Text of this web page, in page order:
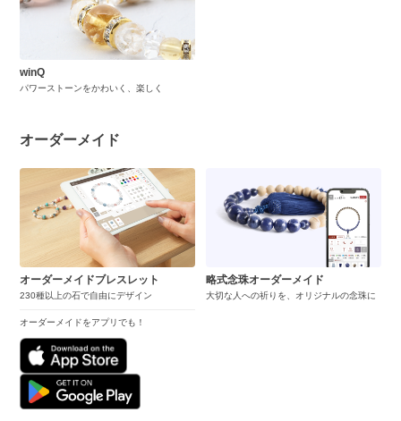
winQ
パワーストーンをかわいく、楽しく
オーダーメイド
オーダーメイドブレスレット
230種以上の石で自由にデザイン
オーダーメイドをアプリでも！
略式念珠オーダーメイド
大切な人への祈りを、オリジナルの念珠に